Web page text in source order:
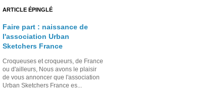
ARTICLE ÉPINGLÉ
Faire part : naissance de
l'association Urban
Sketchers France
Croqueuses et croqueurs, de France
ou d'ailleurs, Nous avons le plaisir
de vous annoncer que l'association
Urban Sketchers France es...